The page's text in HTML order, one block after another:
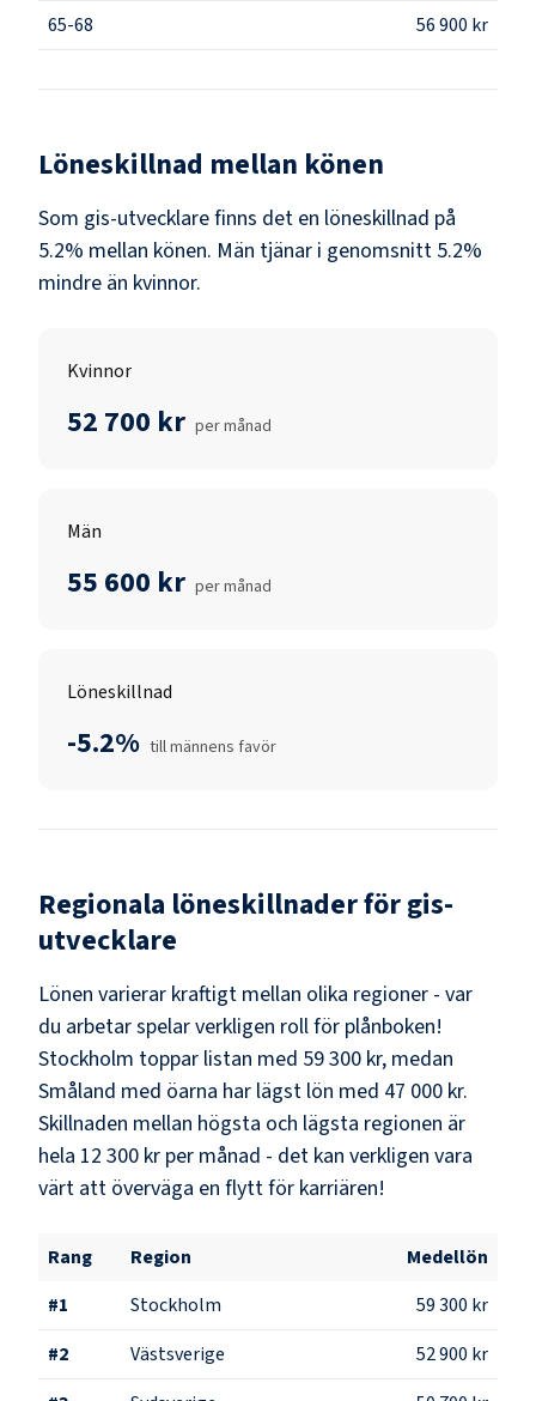
65-68
56 900 kr
Löneskillnad mellan könen
Som gis-utvecklarefinns det en löneskillnad på
5.2% mellan könen. Män tjänar i genomsnitt 5.2%
mindre än kvinnor.
Kvinnor
52 700 kr per månad
Män
55 600 kr per månad
Löneskillnad
-5.2% till männens favör
Regionala löneskillnader förgis-
utvecklare
Lönen varierar kraftigt mellan olika regioner - var
du arbetar spelar verkligen roll för plånboken!
Stockholm toppar listan med 59 300 kr, medan
Småland med öarna har lägst lön med 47 000 kr.
Skillnaden mellan högsta och lägsta regionen är
hela 12 300 kr per månad - det kan verkligen vara
värt att överväga en flytt för karriären!
Rang Region
Medellön
#1 Stockholm
59 300 kr
#2 Västsverige
52 900 kr